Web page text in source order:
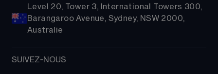
Level 20, Tower 3, International Towers 300,
Barangaroo Avenue, Sydney, NSW 2000,
Australie
SUIVEZ-NOUS